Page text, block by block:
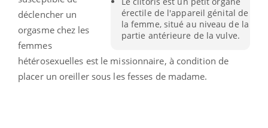
érectile de l'appareil génital de
la femme, situé au niveau de la
partie antérieure de la vulve.
déclencher un
orgasme chez les
femmes
hétérosexuelles est le missionnaire, à condition de
placer un oreiller sous les fesses de madame.